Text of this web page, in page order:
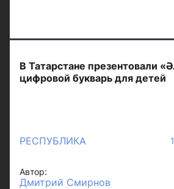
В Татарстане презентовали
цифровой букварь для детей
РЕСПУБЛИКА
Автор:
Дмитрий Смирнов